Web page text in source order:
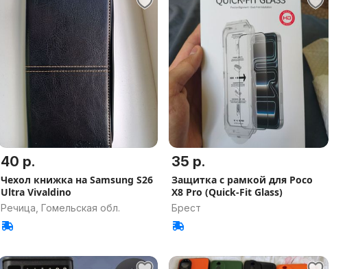
40 р.
Чехол книжка на Samsung S26
Ultra Vivaldino
Речица, Гомельская обл.
35 р.
Защитка с рамкой для Poco
X8 Pro (Quick-Fit Glass)
Брест